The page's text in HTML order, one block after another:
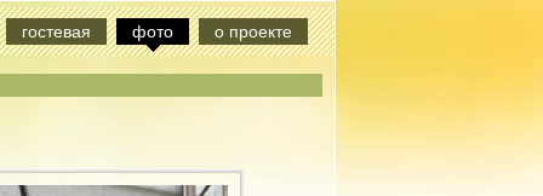
гостевая фото о проекте